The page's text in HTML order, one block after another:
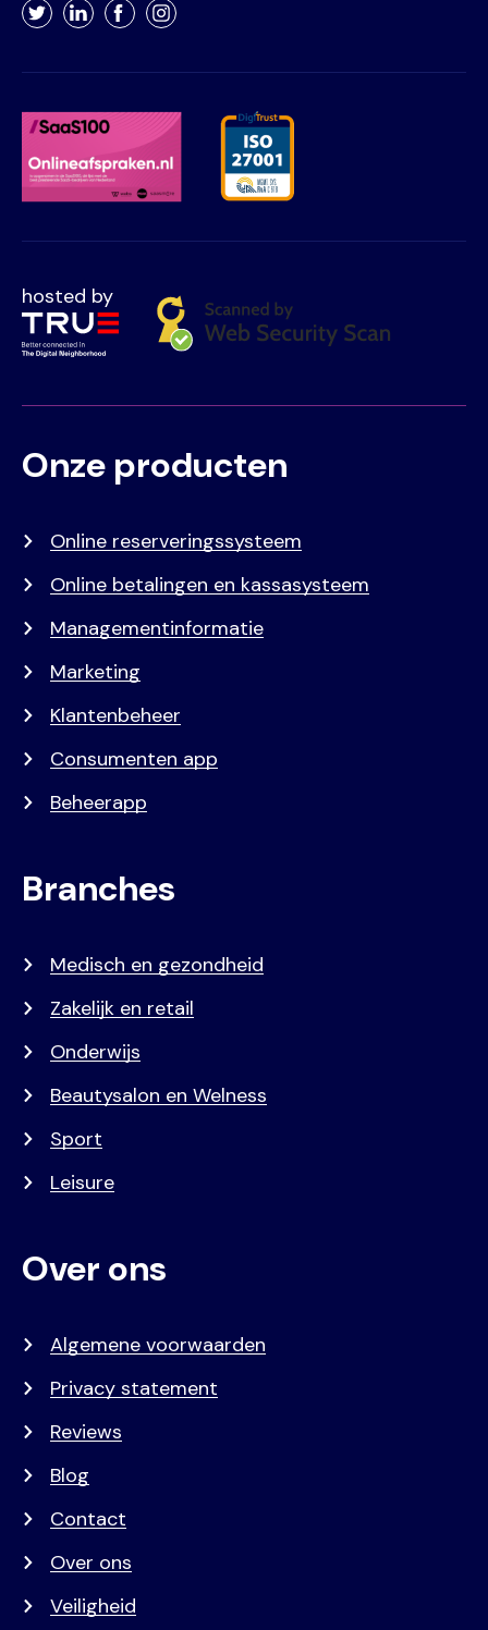
TwitterLinkedInFacebookInstagram
hosted by
Voet
Primair
Onze producten
Online reserveringssysteem
Online betalingen en kassasysteem
Managementinformatie
Marketing
Klantenbeheer
Consumenten app
Beheerapp
Branches
Medisch en gezondheid
Zakelijk en retail
Onderwijs
Beautysalon en Welness
Sport
Leisure
Over ons
Algemene voorwaarden
Privacy statement
Reviews
Blog
Contact
Over ons
Veiligheid